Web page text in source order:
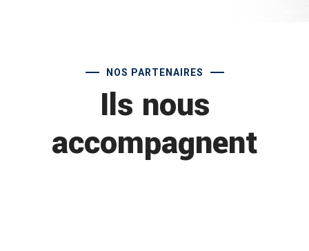
NOS PARTENAIRES
Ils nous
accompagnent